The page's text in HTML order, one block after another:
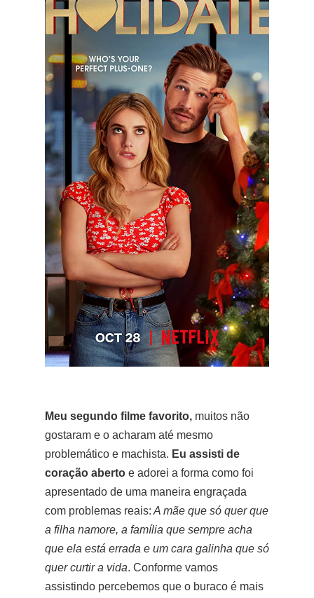
Meu segundo filme favorito, muitos não
gostaram e o acharam até mesmo
problemático e machista. Eu assisti de
coração aberto e adorei a forma como foi
apresentado de uma maneira engraçada
com problemas reais: A mãe que só quer que
a filha namore, a família que sempre acha
que ela está errada e um cara galinha que só
quer curtir a vida. Conforme vamos
assistindo percebemos que o buraco é mais